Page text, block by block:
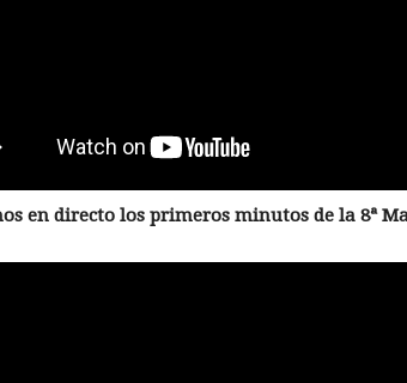
en directo los primeros minutos de la 8ª